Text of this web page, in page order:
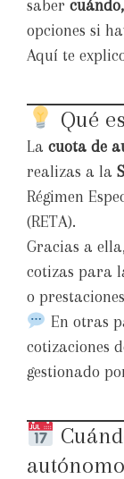
saber
opciones si
Aquí te
Qué
La cuota de
realizas a la
Régimen
(RETA).
Gracias a
cotizas para
o
En otras
cotizaciones
gestionado